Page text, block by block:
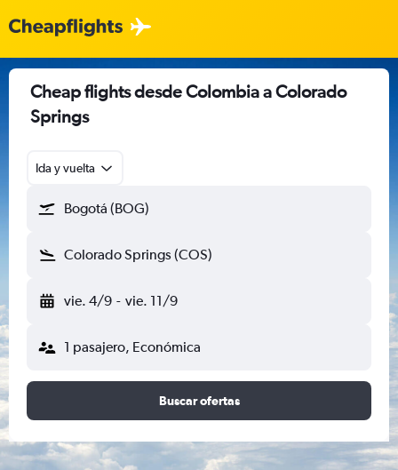
Cheap flights desde Colombia a Colorado
Springs
Ida y vuelta
Bogotá (BOG)
Colorado Springs (COS)
vie. 4/9 - vie. 11/9
1 pasajero, Económica
Buscar ofertas